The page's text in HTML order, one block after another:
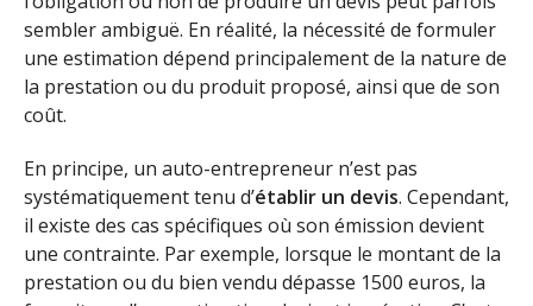
sembler ambiguë. En réalité, la nécessité de formuler
une estimation dépend principalement de la nature de
la prestation ou du produit proposé, ainsi que de son
coût.
En principe, un auto-entrepreneur n’est pas
systématiquement tenu d’établir un devis. Cependant,
il existe des cas spécifiques où son émission devient
une contrainte. Par exemple, lorsque le montant de la
prestation ou du bien vendu dépasse 1500 euros, la